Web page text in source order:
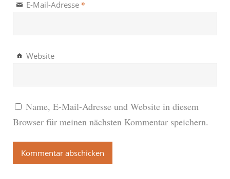
E-Mail-Adresse *
Website
Name, E-Mail-Adresse und Website in diesem
Browser für meinen nächsten Kommentar speichern.